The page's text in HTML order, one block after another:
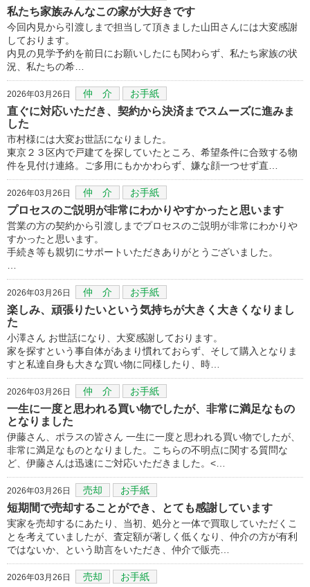
私たち家族みんなこの家が大好きです
今回内見から引渡しまで担当して頂きました山田さんには大変感謝
しております。
内見の見学予約を前日にお願いしたにも関わらず、私たち家族の状
況、私たちの希…
2026年03月26日 仲 介 お手紙
直ぐに対応いただき、契約から決済までスムーズに進みま
した
市村様には大変お世話になりました。
東京２３区内で戸建てを探していたところ、希望条件に合致する物
件を見付け連絡。ご多用にもかかわらず、嫌な顔一つせず直…
2026年03月26日 仲 介 お手紙
プロセスのご説明が非常にわかりやすかったと思います
営業の方の契約から引渡しまでプロセスのご説明が非常にわかりや
すかったと思います。
手続き等も親切にサポートいただきありがとうございました。
2026年03月26日 仲 介 お手紙
楽しみ、頑張りたいという気持ちが大きく大きくなりまし
た
小澤さん お世話になり、大変感謝しております。
家を探すという事自体があまり慣れておらず、そして購入となりま
すと私達自身も大きな買い物に同様したり、時…
2026年03月26日 仲 介 お手紙
一生に一度と思われる買い物でしたが、非常に満足なもの
となりました
伊藤さん、ポラスの皆さん 一生に一度と思われる買い物でしたが、
非常に満足なものとなりました。こちらの不明点に関する質問な
ど、伊藤さんは迅速にご対応いただきました。<…
2026年03月26日 売却 お手紙
短期間で売却することができ、とても感謝しています
実家を売却するにあたり、当初、処分と一体で買取していただくこ
とを考えていましたが、査定額が著しく低くなり、仲介の方が有利
ではないか、という助言をいただき、仲介で販売…
2026年03月26日 売却 お手紙